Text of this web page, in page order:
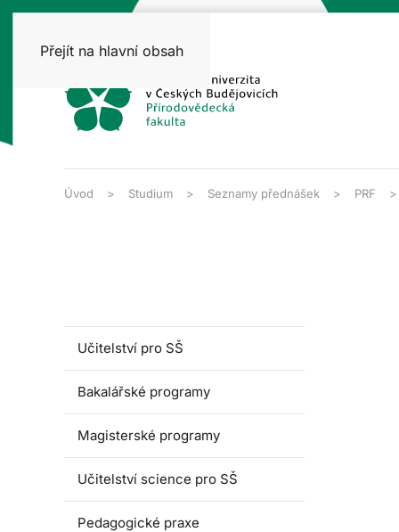
Přejít na hlavní obsah
Úvod Studium Seznamy přednášek PRF
Učitelství pro SŠ
Bakalářské programy
Magisterské programy
Učitelství science pro SŠ
Pedagogické praxe